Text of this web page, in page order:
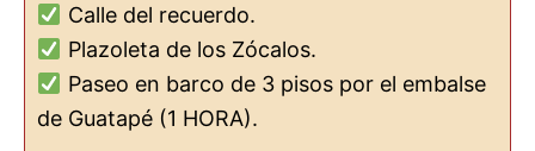
Calle del recuerdo.
Plazoleta de los Zócalos.
Paseo en barco de 3 pisos por el embalse
de Guatapé (1 HORA).